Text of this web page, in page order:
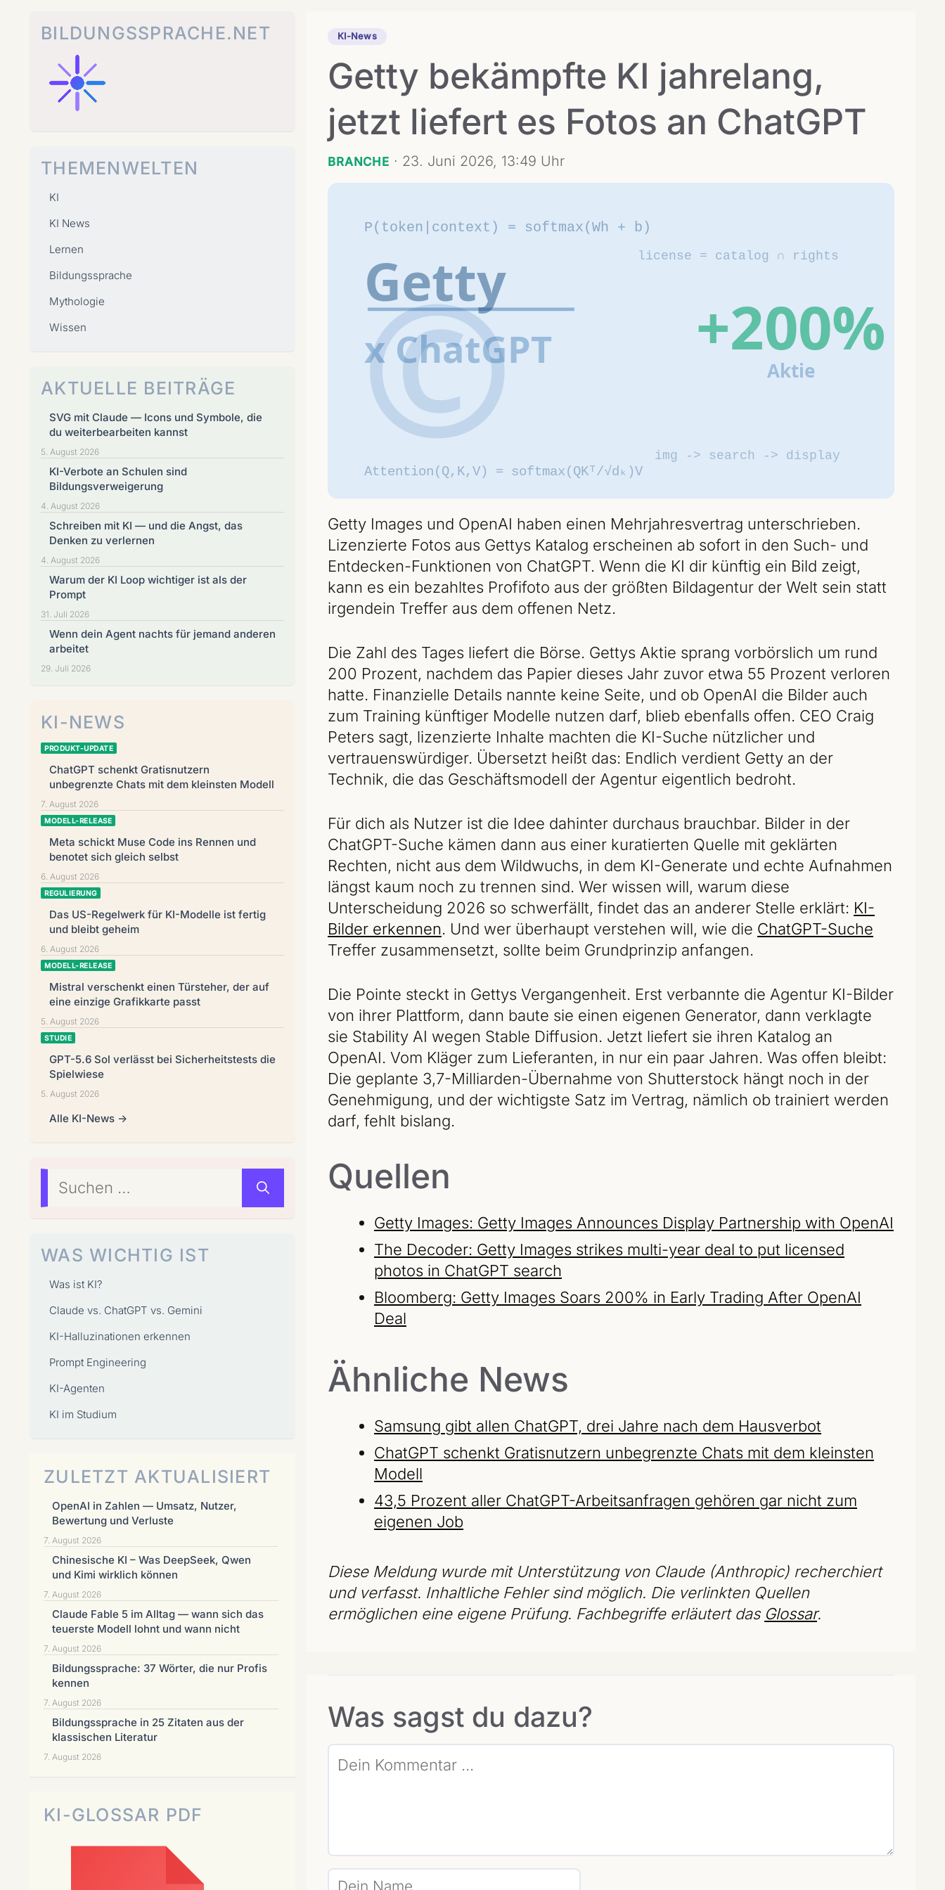
KI-News
Getty bekämpfte KI jahrelang,
jetzt liefert es Fotos an ChatGPT
BRANCHE · 23. Juni 2026, 13:49 Uhr
Getty Images und OpenAI haben einen Mehrjahresvertrag unterschrieben.
Lizenzierte Fotos aus Gettys Katalog erscheinen ab sofort in den Such- und
Entdecken-Funktionen von ChatGPT. Wenn die KI dir künftig ein Bild zeigt,
kann es ein bezahltes Profifoto aus der größten Bildagentur der Welt sein statt
irgendein Treffer aus dem offenen Netz.
Die Zahl des Tages liefert die Börse. Gettys Aktie sprang vorbörslich um rund
200 Prozent, nachdem das Papier dieses Jahr zuvor etwa 55 Prozent verloren
hatte. Finanzielle Details nannte keine Seite, und ob OpenAI die Bilder auch
zum Training künftiger Modelle nutzen darf, blieb ebenfalls offen. CEO Craig
Peters sagt, lizenzierte Inhalte machten die KI-Suche nützlicher und
vertrauenswürdiger. Übersetzt heißt das: Endlich verdient Getty an der
Technik, die das Geschäftsmodell der Agentur eigentlich bedroht.
Für dich als Nutzer ist die Idee dahinter durchaus brauchbar. Bilder in der
ChatGPT-Suche kämen dann aus einer kuratierten Quelle mit geklärten
Rechten, nicht aus dem Wildwuchs, in dem KI-Generate und echte Aufnahmen
längst kaum noch zu trennen sind. Wer wissen will, warum diese
Unterscheidung 2026 so schwerfällt, findet das an anderer Stelle erklärt: KI-
Bilder erkennen. Und wer überhaupt verstehen will, wie die ChatGPT-Suche
Treffer zusammensetzt, sollte beim Grundprinzip anfangen.
Die Pointe steckt in Gettys Vergangenheit. Erst verbannte die Agentur KI-Bilder
von ihrer Plattform, dann baute sie einen eigenen Generator, dann verklagte
sie Stability AI wegen Stable Diffusion. Jetzt liefert sie ihren Katalog an
OpenAI. Vom Kläger zum Lieferanten, in nur ein paar Jahren. Was offen bleibt:
Die geplante 3,7-Milliarden-Übernahme von Shutterstock hängt noch in der
Genehmigung, und der wichtigste Satz im Vertrag, nämlich ob trainiert werden
darf, fehlt bislang.
Quellen
Getty Images: Getty Images Announces Display Partnership with OpenAI
The Decoder: Getty Images strikes multi-year deal to put licensed
photos in ChatGPT search
Bloomberg: Getty Images Soars 200% in Early Trading After OpenAI
Deal
Ähnliche News
Samsung gibt allen ChatGPT, drei Jahre nach dem Hausverbot
ChatGPT schenkt Gratisnutzern unbegrenzte Chats mit dem kleinsten
Modell
43,5 Prozent aller ChatGPT-Arbeitsanfragen gehören gar nicht zum
eigenen Job
Diese Meldung wurde mit Unterstützung von Claude (Anthropic) recherchiert
und verfasst. Inhaltliche Fehler sind möglich. Die verlinkten Quellen
ermöglichen eine eigene Prüfung. Fachbegriffe erläutert das Glossar.
Was sagst du dazu?
BILDUNGSSPRACHE.NET
THEMENWELTEN
KI
KI News
Lernen
Bildungssprache
Mythologie
Wissen
AKTUELLE BEITRÄGE
SVG mit Claude — Icons und Symbole, die
du weiterbearbeiten kannst
5. August 2026
KI-Verbote an Schulen sind
Bildungsverweigerung
4. August 2026
Schreiben mit KI — und die Angst, das
Denken zu verlernen
4. August 2026
Warum der KI Loop wichtiger ist als der
Prompt
31. Juli 2026
Wenn dein Agent nachts für jemand anderen
arbeitet
29. Juli 2026
KI-NEWS
PRODUKT-UPDATE
ChatGPT schenkt Gratisnutzern
unbegrenzte Chats mit dem kleinsten Modell
7. August 2026
MODELL-RELEASE
Meta schickt Muse Code ins Rennen und
benotet sich gleich selbst
6. August 2026
REGULIERUNG
Das US-Regelwerk für KI-Modelle ist fertig
und bleibt geheim
6. August 2026
MODELL-RELEASE
Mistral verschenkt einen Türsteher, der auf
eine einzige Grafikkarte passt
5. August 2026
STUDIE
GPT-5.6 Sol verlässt bei Sicherheitstests die
Spielwiese
5. August 2026
Alle KI-News →
Suchen
nach:
WAS WICHTIG IST
Was ist KI?
Claude vs. ChatGPT vs. Gemini
KI-Halluzinationen erkennen
Prompt Engineering
KI-Agenten
KI im Studium
ZULETZT AKTUALISIERT
OpenAI in Zahlen — Umsatz, Nutzer,
Bewertung und Verluste
7. August 2026
Chinesische KI – Was DeepSeek, Qwen
und Kimi wirklich können
7. August 2026
Claude Fable 5 im Alltag — wann sich das
teuerste Modell lohnt und wann nicht
7. August 2026
Bildungssprache: 37 Wörter, die nur Profis
kennen
7. August 2026
Bildungssprache in 25 Zitaten aus der
klassischen Literatur
7. August 2026
KI-GLOSSAR PDF